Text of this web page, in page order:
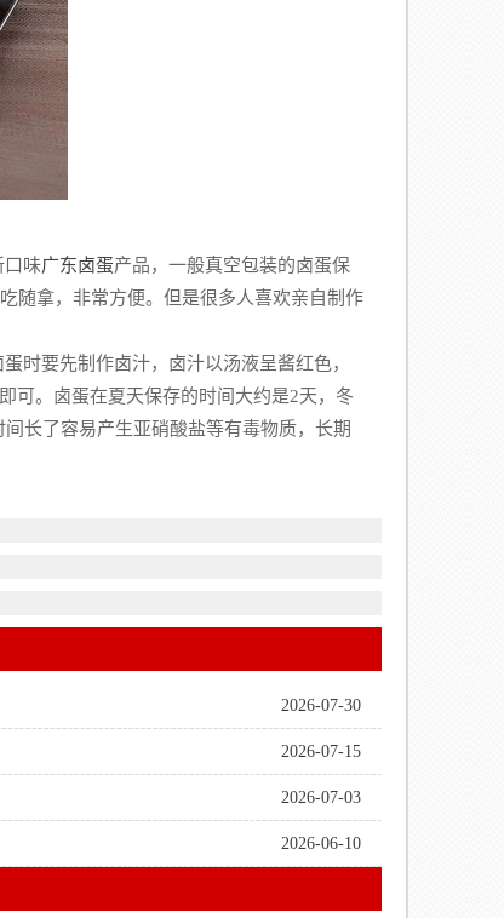
口味广东卤蛋产品，一般真空包装的卤蛋保
随拿，非常方便。但是很多人喜欢亲自制作
时要先制作卤汁，卤汁以汤液呈酱红色，
可。卤蛋在夏天保存的时间大约是2天，冬
长了容易产生亚硝酸盐等有毒物质，长期
2026-07-30
2026-07-15
2026-07-03
2026-06-10